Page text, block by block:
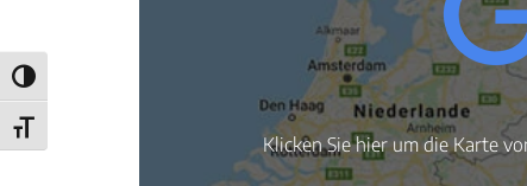
Umschalten auf hohe Kontraste
Schrift vergrößern
Klicken Sie hier um die Karte